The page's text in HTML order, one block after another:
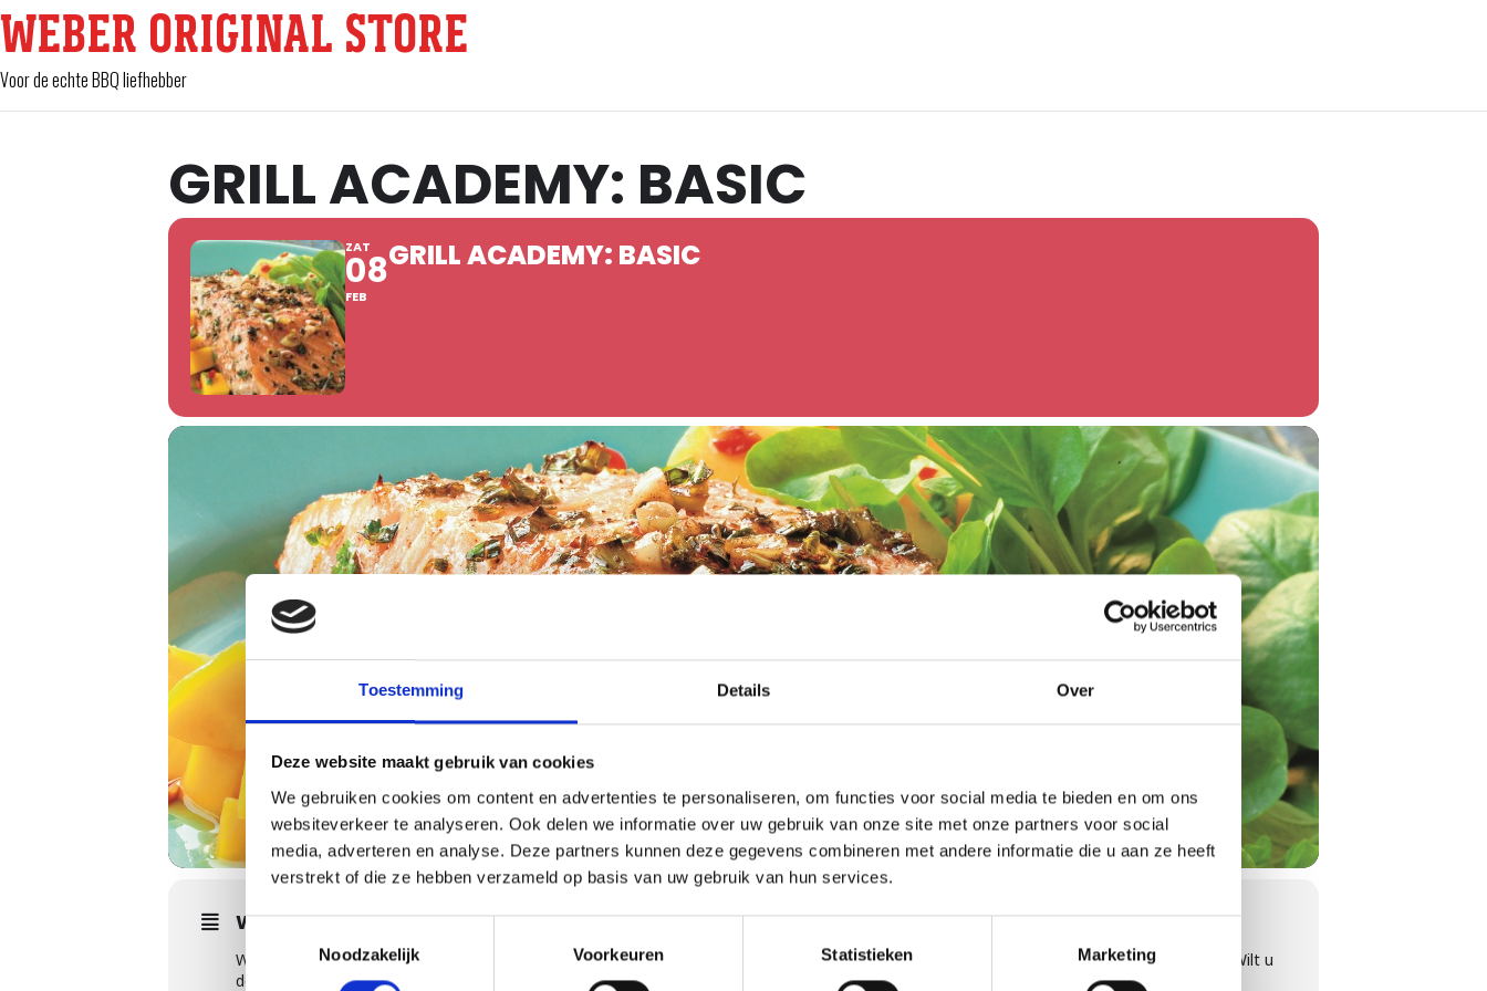
Toestemming Details Over
Deze website maakt gebruik van cookies
We gebruiken cookies om content en advertenties te personaliseren, om functies voor social media te bieden en om ons
websiteverkeer te analyseren. Ook delen we informatie over uw gebruik van onze site met onze partners voor social
media, adverteren en analyse. Deze partners kunnen deze gegevens combineren met andere informatie die u aan ze heeft
verstrekt of die ze hebben verzameld op basis van uw gebruik van hun services.
Toestemmingsselectie
Noodzakelijk
Voorkeuren Statistieken Marketing
WEBER ORIGINAL STORE
Voor de echte BBQ liefhebber
GRILL ACADEMY: BASIC
ZAT
08
FEB
GRILL ACADEMY: BASIC
WORKSHOPS DETAILS
Worsten of saté op de barbecue zijn altijd goed, maar heeft u liever een keer iets anders of iets wat niet zwart van de barbecue af komt? Wilt u
de verschillende grillmethoden leren of heeft u de fijne kneepjes van het barbecueën al onder de knie, maar wilt u iets nieuws leren?